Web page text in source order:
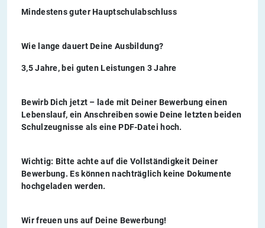
Mindestens guter Hauptschulabschluss
Wie lange dauert Deine Ausbildung?
3,5 Jahre, bei guten Leistungen 3 Jahre
Bewirb Dich jetzt – lade mit Deiner Bewerbung einen
Lebenslauf, ein Anschreiben sowie Deine letzten beiden
Schulzeugnisse als eine PDF-Datei hoch.
Wichtig: Bitte achte auf die Vollständigkeit Deiner
Bewerbung. Es können nachträglich keine Dokumente
hochgeladen werden.
Wir freuen uns auf Deine Bewerbung!